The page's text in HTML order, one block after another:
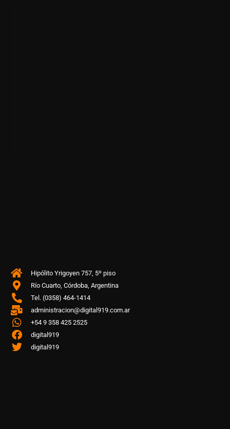
Hipólito Yrigoyen 757, 5º piso
Río Cuarto, Córdoba, Argentina
Tel. (0358) 464-1414
administracion@digital919.com.ar
+54 9 358 425 2525
digital919
digital919